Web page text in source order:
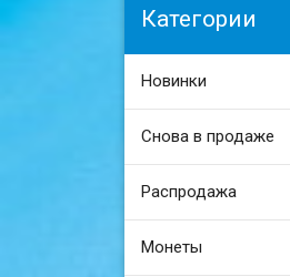
Категории
Новинки
Снова в продаже
Распродажа
Монеты